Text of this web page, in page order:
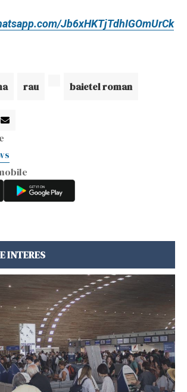
Jb6xHKTjTdhIGOmUrCk
rau baietel roman
INTERES